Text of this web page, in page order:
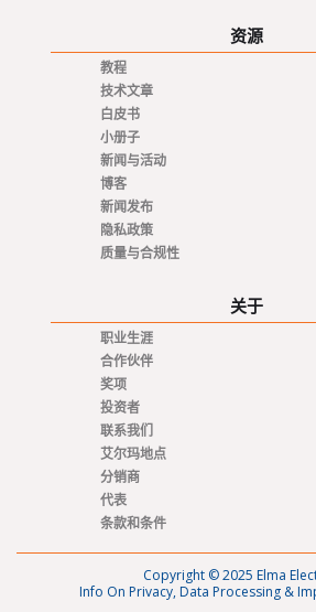
资源
教程
技术文章
白皮书
小册子
新闻与活动
博客
新闻发布
隐私政策
质量与合规性
关于
职业生涯
合作伙伴
奖项
投资者
联系我们
艾尔玛地点
分销商
代表
条款和条件
Copyright © 2025 Elma
Info On Privacy, Data Processing &